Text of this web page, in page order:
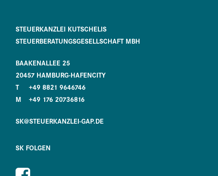
STEUERKANZLEI KUTSCHELIS
STEUERBERATUNGSGESELLSCHAFT MBH
BAAKENALLEE 25
20457 HAMBURG-HAFENCITY
T
+49 8821 9646746
M
+49 176 20736816
SK@STEUERKANZLEI-GAP.DE
SK FOLGEN